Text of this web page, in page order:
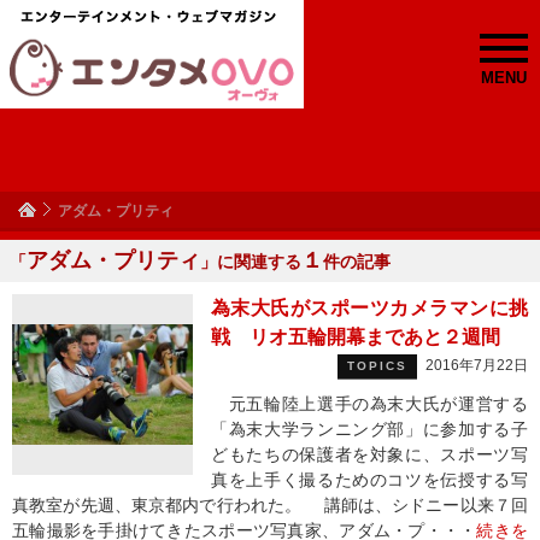
MENU
アダム・プリティ
「アダム・プリティ 」に関連する １ 件の記事
為末大氏がスポーツカメラマンに挑
戦 リオ五輪開幕まであと２週間
TOPICS 2016年7月22日
元五輪陸上選手の為末大氏が運営する
「為末大学ランニング部」に参加する子
どもたちの保護者を対象に、スポーツ写
真を上手く撮るためのコツを伝授する写
真教室が先週、東京都内で行われた。 講師は、シドニー以来７回
五輪撮影を手掛けてきたスポーツ写真家、アダム・プ・・・続きを